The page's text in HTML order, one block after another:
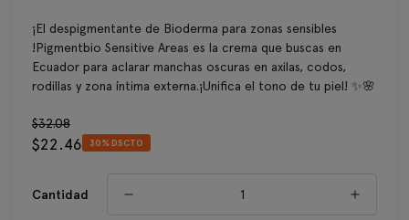
¡El despigmentante de Bioderma para zonas sensibles
!Pigmentbio Sensitive Areas es la crema que buscas en
Ecuador para aclarar manchas oscuras en axilas, codos,
rodillas y zona íntima externa.¡Unifica el tono de tu piel! ✨🌸
Precio
regular
$32.08
Precio
$22.46 30% DSCTO
Cantidad